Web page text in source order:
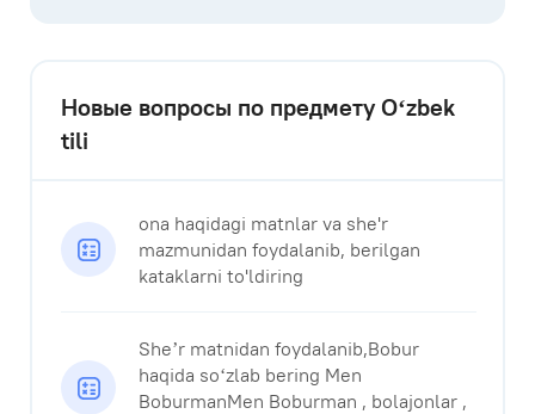
Новые вопросы по предмету Оʻzbek
tili
ona haqidagi matnlar va she'r
mazmunidan foydalanib, berilgan
kataklarni to'ldiring ​
Sheʼr matnidan foydalanib,Bobur
haqida soʻzlab bering Men
BoburmanMen Boburman , bolajonlar ,